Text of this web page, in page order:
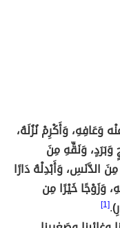
وَعَافِهِ، وَأَكْرِمْ نُزُلَهُ،
وَنَقِّهِ مِنَ
الدَّنَسِ، وَأَبْدِلْهُ دَارًا
وَزَوْجًا خَيْرًا مِن
.
[1]